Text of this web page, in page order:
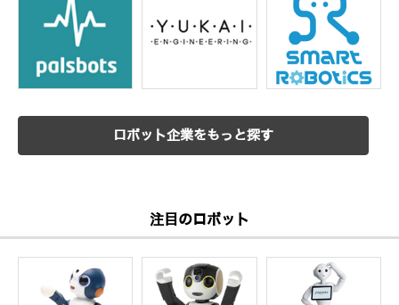
ロボット企業をもっと探す
注目のロボット